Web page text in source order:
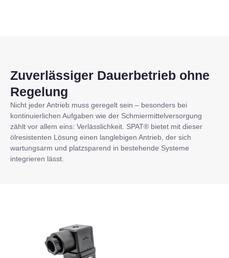
Zuverlässiger Dauerbetrieb ohne
Regelung
Nicht jeder Antrieb muss geregelt sein – besonders bei
kontinuierlichen Aufgaben wie der Schmiermittelversorgung
zählt vor allem eins: Verlässlichkeit. SPAT® bietet mit dieser
ölresistenten Lösung einen langlebigen Antrieb, der sich
wartungsarm und platzsparend in bestehende Systeme
integrieren lässt.